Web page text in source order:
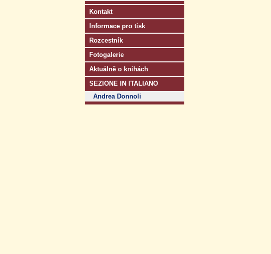
Kontakt
Informace pro tisk
Rozcestník
Fotogalerie
Aktuálně o knihách
SEZIONE IN ITALIANO
Andrea Donnoli